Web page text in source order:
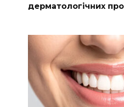
дерматологічних